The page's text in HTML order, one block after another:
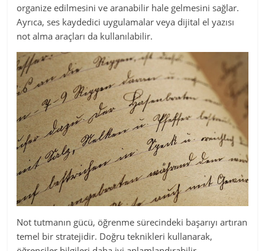
organize edilmesini ve aranabilir hale gelmesini sağlar.
Ayrıca, ses kaydedici uygulamalar veya dijital el yazısı
not alma araçları da kullanılabilir.
Not tutmanın gücü, öğrenme sürecindeki başarıyı artıran
temel bir stratejidir. Doğru teknikleri kullanarak,